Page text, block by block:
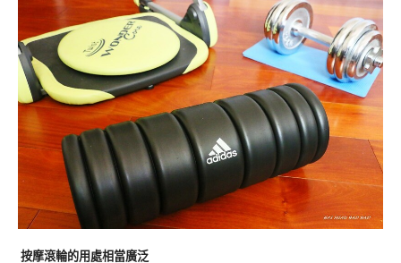
按摩滾輪的用處相當廣泛